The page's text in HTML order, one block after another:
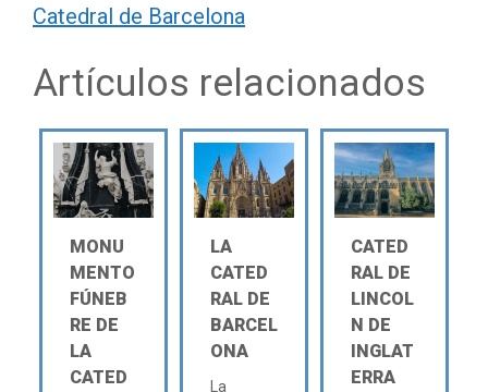
Catedral de Barcelona
Artículos relacionados
MONU
MENTO
FÚNEB
RE DE
LA
CATED
LA
CATED
RAL DE
BARCEL
ONA
La
CATED
RAL DE
LINCOL
N DE
INGLAT
ERRA